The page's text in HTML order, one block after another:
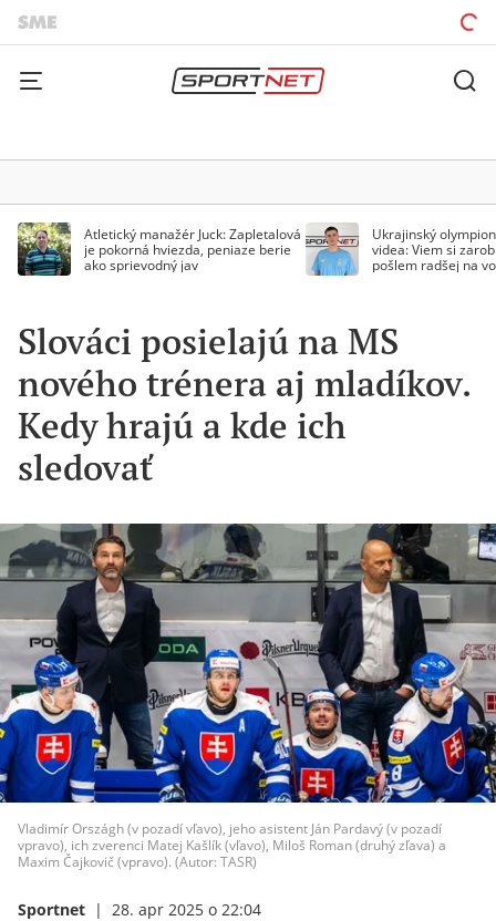
Atletický manažér Juck: Zapletalová
je pokorná hviezda, peniaze berie
ako sprievodný jav
Ukrajinský
videa: Viem si
pošlem radšej na
Slováci posielajú na MS
nového trénera aj mladíkov.
Kedy hrajú a kde ich
sledovať
Vladimír Országh (v pozadí vľavo), jeho asistent Ján Pardavý (v pozadí
vpravo), ich zverenci Matej Kašlík (vľavo), Miloš Roman (druhý zľava) a
Maxim Čajkovič (vpravo). (Autor: TASR)
Sportnet | 28. apr 2025 o 22:04